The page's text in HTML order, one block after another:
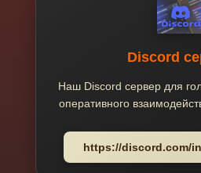
Discord
Наш Discord сервер для
оперативного
https://discord.com/